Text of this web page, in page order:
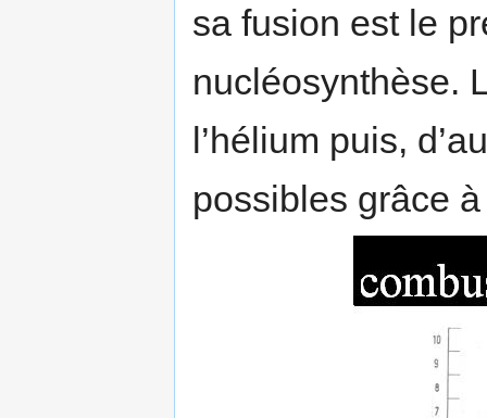
sa fusion est le
nucléosynthèse.
l’hélium puis,
possibles grâce